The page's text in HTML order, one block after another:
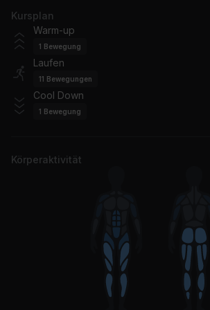
It Ain't Over 'Til It's Over
Lenny Kravitz
Kursplan
Warm-up
1 Bewegung
Laufen
11 Bewegungen
Cool Down
1 Bewegung
Körperaktivität